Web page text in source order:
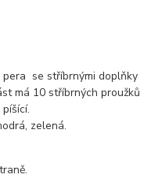
se stříbrnými doplňky
má 10 stříbrných proužků
zelená.